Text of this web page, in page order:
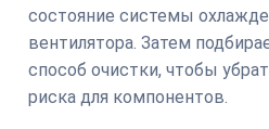
состояние системы
вентилятора. Затем
способ очистки, чтобы
риска для компонентов.